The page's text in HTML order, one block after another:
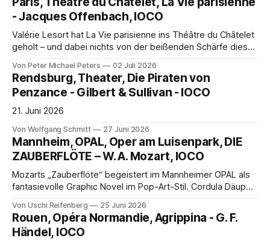
aber durch den Kontrast zur archaischen Wagnersprache.
- Jacques Offenbach, IOCO
Valérie Lesort hat La Vie parisienne ins Théâtre du Châtelet
geholt – und dabei nichts von der beißenden Schärfe dieses
hinter dem Gelächter die Gewalt der Klassenverhältnisse.
Von Peter Michael Peters 02 Juli 2026
Rendsburg, Theater, Die Piraten von
Penzance - Gilbert & Sullivan - IOCO
21. Juni 2026
Von Wolfgang Schmitt 27 Juni 2026
Mannheim, OPAL, Oper am Luisenpark, DIE
ZAUBERFLÖTE – W. A. Mozart, IOCO
Mozarts „Zauberflöte“ begeistert im Mannheimer OPAL als
fantasievolle Graphic Novel im Pop-Art-Stil. Cordula Däuper
einem mitreißenden Opernerlebnis mit hervorragendem
Ensemble, Chor und Orchester.
Von Uschi Reifenberg 25 Juni 2026
Rouen, Opéra Normandie, Agrippina - G. F.
Händel, IOCO